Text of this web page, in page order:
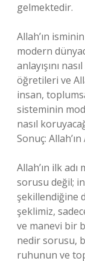
gelmektedir.
Allah’ın
modern
anlayışını
öğretileri ve
insan,
sisteminin
nasıl
Sonuç:
Allah’ın ilk
sorusu değil;
şekillendiğine
şeklimiz,
ve manevi bir
nedir sorusu,
ruhunun ve